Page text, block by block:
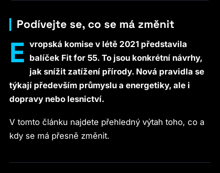
Podívejte se, co se má změnit
E vropská komise v létě 2021 představila
balíček Fit for 55. To jsou konkrétní návrhy,
jak snížit zatížení přírody. Nová pravidla se
týkají především průmyslu a energetiky, ale i
dopravy nebo lesnictví.
V tomto článku najdete přehledný výtah toho, co a
kdy se má přesně změnit.